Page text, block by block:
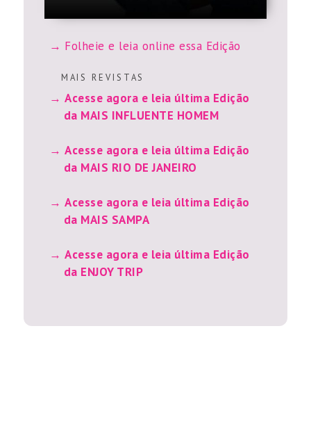
Folheie e leia online essa Edição
M A I S R E V I S T A S
Acesse agora e leia última Edição
da MAIS INFLUENTE HOMEM
Acesse agora e leia última Edição
da MAIS RIO DE JANEIRO
Acesse agora e leia última Edição
da MAIS SAMPA
Acesse agora e leia última Edição
da ENJOY TRIP